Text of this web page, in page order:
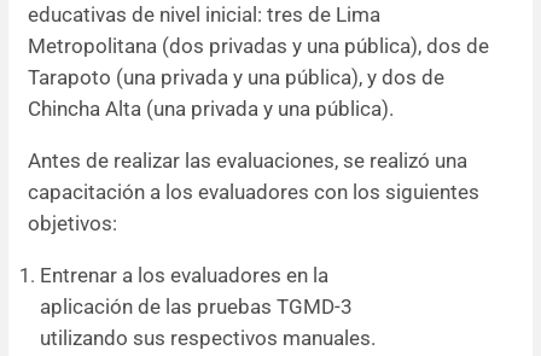
educativas de nivel inicial: tres de Lima
Metropolitana (dos privadas y una pública), dos de
Tarapoto (una privada y una pública), y dos de
Chincha Alta (una privada y una pública).
Antes de realizar las evaluaciones, se realizó una
capacitación a los evaluadores con los siguientes
objetivos:
Entrenar a los evaluadores en la
aplicación de las pruebas TGMD-3
utilizando sus respectivos manuales.